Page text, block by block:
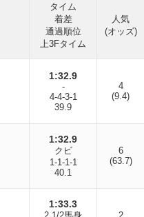
タイム
着差
通過順位
上3Fタイム
人気
(オッズ)
1:32.9
-
4-4-3-1
39.9
4
(9.4)
1:32.9
クビ
1-1-1-1
40.1
6
(63.7)
1:33.3